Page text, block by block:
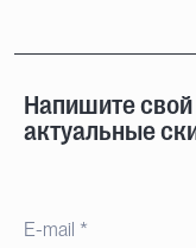
Напишите свой
актуальные